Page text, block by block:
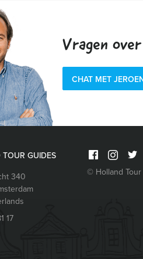
Vragen
CHAT MET
GUIDES
340
17
© Holland